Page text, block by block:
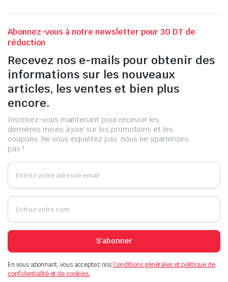
Abonnez-vous à notre newsletter pour 30 DT de
réduction
Recevez nos e-mails pour obtenir des
informations sur les nouveaux
articles, les ventes et bien plus
encore.
Inscrivez-vous maintenant pour recevoir les
dernières mises à jour sur les promotions et les
coupons. Ne vous inquiétez pas, nous ne spammons
pas !
S'abonner
En vous abonnant, vous acceptez nosConditions générales et politique de
confidentialité et de cookies.